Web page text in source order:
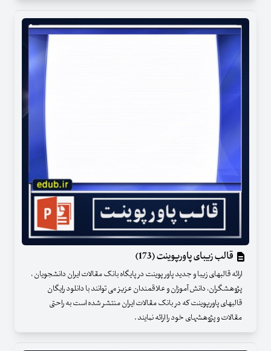
قالب زیبای پاورپوینت (173)
ارائه قالبهای زیبا و جدید پاور پوینت در پایگاه بانک مقالات ایران دانشجویان ،
پژوهشگران، دانش آموزان و علاقمندان عزیز می توانند با دانلود رایگان
قالبهای پاورپوینت که در بانک مقالات ایران منتشر شده است به راحتی
مقالات و پژوهشهای خود را ارائه نمایند .